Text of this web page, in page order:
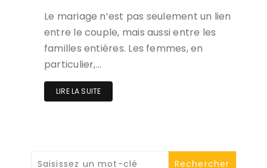
Le mariage n’est pas seulement un lien
entre le couple, mais aussi entre les
familles entières. Les femmes, en
particulier,…
LIRE LA SUITE